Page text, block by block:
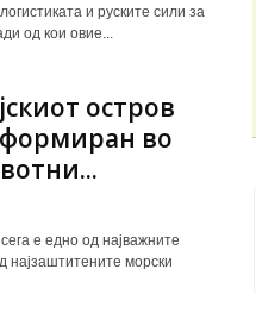
и руските сили за
од кои овие...
остров
во
е едно од најважните
најзаштитените морски